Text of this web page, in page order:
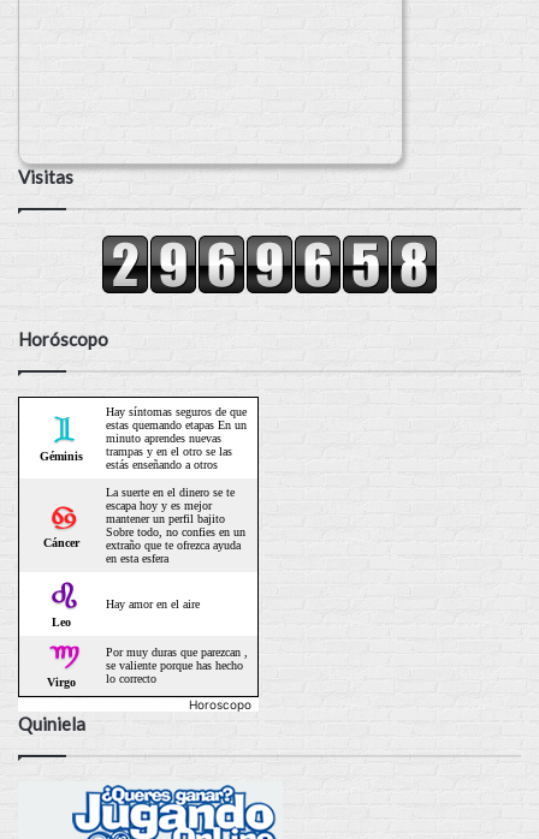
Visitas
Horóscopo
Horoscopo
Quiniela